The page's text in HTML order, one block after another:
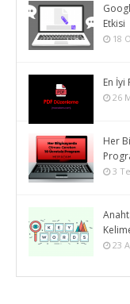
Etkisi
18
En İyi
26
Her
3
23